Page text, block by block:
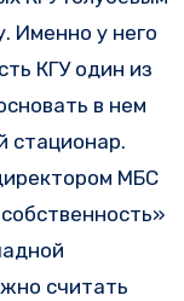
Именно у него
КГУ один из
в нем
стационар.
МБС
считать